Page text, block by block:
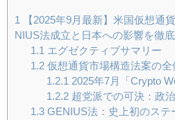
1
【2025年9月最新】米国仮想通
NIUS法成立と日本への影響を徹
1.1
エグゼクティブサマリー
1.2仮想通貨市場構造法案の全
1.2.1 2025年7月「Crypto
1.2.2超党派での可決：政
1.3GENIUS法：史上初のステ